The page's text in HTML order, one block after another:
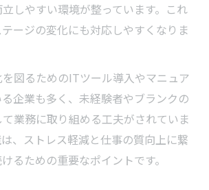
しやすい環境が整っています。これ
ージの変化にも対応しやすくなりま
図るためのITツール導入やマニュア
企業も多く、未経験者やブランクの
業務に取り組める工夫がされていま
、ストレス軽減と仕事の質向上に繋
るための重要なポイントです。